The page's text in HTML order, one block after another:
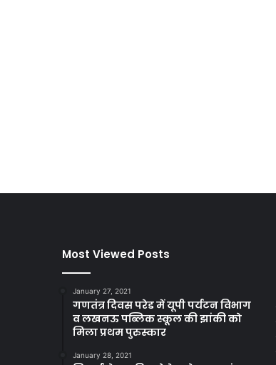
Most Viewed Posts
January 27, 2021
गणतंत्र दिवस परेड में यूपी पर्यटन विभाग
व लखनऊ पब्लिक स्कूल की झांकी को
मिला प्रथम पुरुस्कार
January 28, 2021